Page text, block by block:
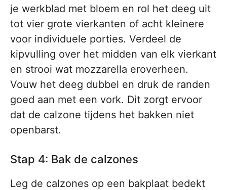
je werkblad met bloem en rol het deeg uit
tot vier grote vierkanten of acht kleinere
voor individuele porties. Verdeel de
kipvulling over het midden van elk vierkant
en strooi wat mozzarella eroverheen.
Vouw het deeg dubbel en druk de randen
goed aan met een vork. Dit zorgt ervoor
dat de calzone tijdens het bakken niet
openbarst.
Stap 4: Bak de calzones
Leg de calzones op een bakplaat bedekt